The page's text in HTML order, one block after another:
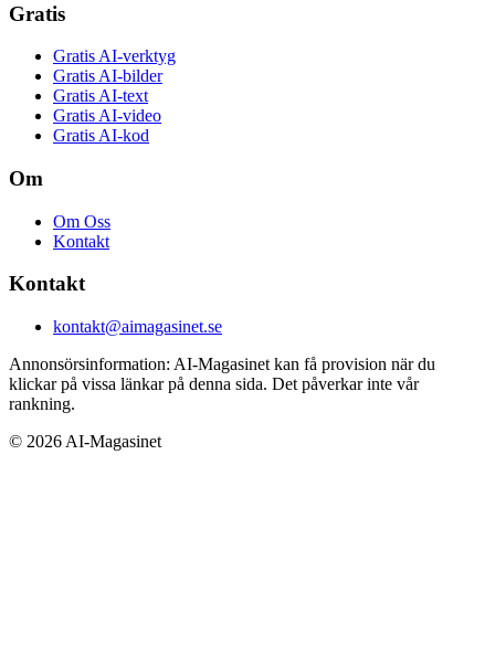
Gratis
Gratis AI-verktyg
Gratis AI-bilder
Gratis AI-text
Gratis AI-video
Gratis AI-kod
Om
Om Oss
Kontakt
Kontakt
kontakt@aimagasinet.se
Annonsörsinformation: AI-Magasinet kan få provision när du
klickar på vissa länkar på denna sida. Det påverkar inte vår
rankning.
© 2026 AI-Magasinet